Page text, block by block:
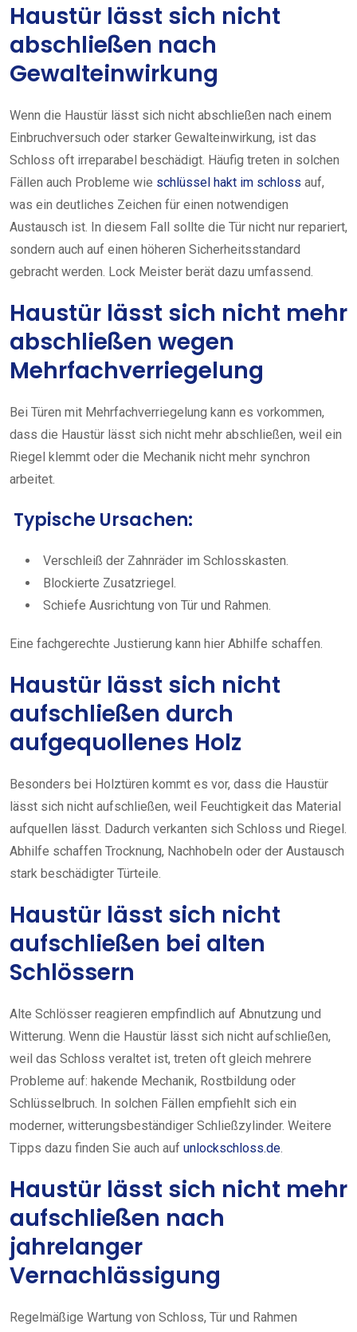
Haustür lässt sich nicht
abschließen nach
Gewalteinwirkung
Wenn die Haustür lässt sich nicht abschließen nach einem
Einbruchversuch oder starker Gewalteinwirkung, ist das
Schloss oft irreparabel beschädigt. Häufig treten in solchen
Fällen auch Probleme wie schlüssel hakt im schloss auf,
was ein deutliches Zeichen für einen notwendigen
Austausch ist. In diesem Fall sollte die Tür nicht nur repariert,
sondern auch auf einen höheren Sicherheitsstandard
gebracht werden. Lock Meister berät dazu umfassend.
Haustür lässt sich nicht mehr
abschließen wegen
Mehrfachverriegelung
Bei Türen mit Mehrfachverriegelung kann es vorkommen,
dass die Haustür lässt sich nicht mehr abschließen, weil ein
Riegel klemmt oder die Mechanik nicht mehr synchron
arbeitet.
Typische Ursachen:
Verschleiß der Zahnräder im Schlosskasten.
Blockierte Zusatzriegel.
Schiefe Ausrichtung von Tür und Rahmen.
Eine fachgerechte Justierung kann hier Abhilfe schaffen.
Haustür lässt sich nicht
aufschließen durch
aufgequollenes Holz
Besonders bei Holztüren kommt es vor, dass die Haustür
lässt sich nicht aufschließen, weil Feuchtigkeit das Material
aufquellen lässt. Dadurch verkanten sich Schloss und Riegel.
Abhilfe schaffen Trocknung, Nachhobeln oder der Austausch
stark beschädigter Türteile.
Haustür lässt sich nicht
aufschließen bei alten
Schlössern
Alte Schlösser reagieren empfindlich auf Abnutzung und
Witterung. Wenn die Haustür lässt sich nicht aufschließen,
weil das Schloss veraltet ist, treten oft gleich mehrere
Probleme auf: hakende Mechanik, Rostbildung oder
Schlüsselbruch. In solchen Fällen empfiehlt sich ein
moderner, witterungsbeständiger Schließzylinder. Weitere
Tipps dazu finden Sie auch auf unlockschloss.de.
Haustür lässt sich nicht mehr
aufschließen nach
jahrelanger
Vernachlässigung
Regelmäßige Wartung von Schloss, Tür und Rahmen